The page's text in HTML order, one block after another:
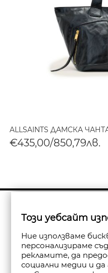
ALLSAINTS ДАМСКА ЧАНТА
€435,00/850,79лв.
Този уебсайт
Ние използваме
персонализираме
рекламите, да
социални медии и